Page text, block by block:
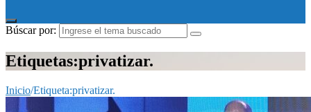
Búscar por:
Etiquetas:privatizar.
Inicio/Etiqueta:privatizar.